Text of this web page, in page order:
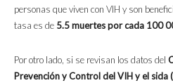
personas que viven con VIH y son
tasa es de 5.5 muertes por cada 100
Por otro lado, si se revisan los datos del
Prevención y Control del VIH y el sida